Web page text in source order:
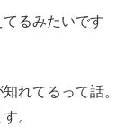
るみたいです
れてるって話。
。